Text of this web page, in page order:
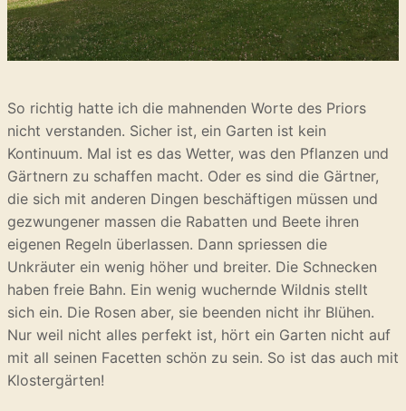
So richtig hatte ich die mahnenden Worte des Priors
nicht verstanden. Sicher ist, ein Garten ist kein
Kontinuum. Mal ist es das Wetter, was den Pflanzen und
Gärtnern zu schaffen macht. Oder es sind die Gärtner,
die sich mit anderen Dingen beschäftigen müssen und
gezwungener massen die Rabatten und Beete ihren
eigenen Regeln überlassen. Dann spriessen die
Unkräuter ein wenig höher und breiter. Die Schnecken
haben freie Bahn. Ein wenig wuchernde Wildnis stellt
sich ein. Die Rosen aber, sie beenden nicht ihr Blühen.
Nur weil nicht alles perfekt ist, hört ein Garten nicht auf
mit all seinen Facetten schön zu sein. So ist das auch mit
Klostergärten!